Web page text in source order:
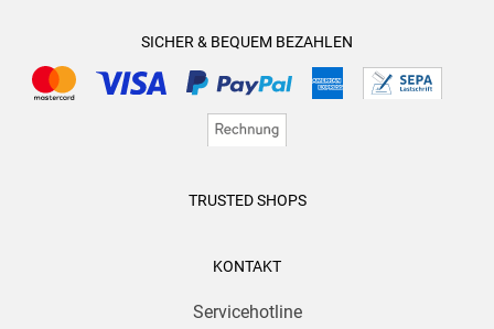
SICHER & BEQUEM BEZAHLEN
TRUSTED SHOPS
KONTAKT
Servicehotline